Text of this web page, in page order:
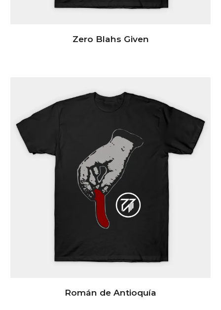
Zero Blahs Given
Román de Antioquía